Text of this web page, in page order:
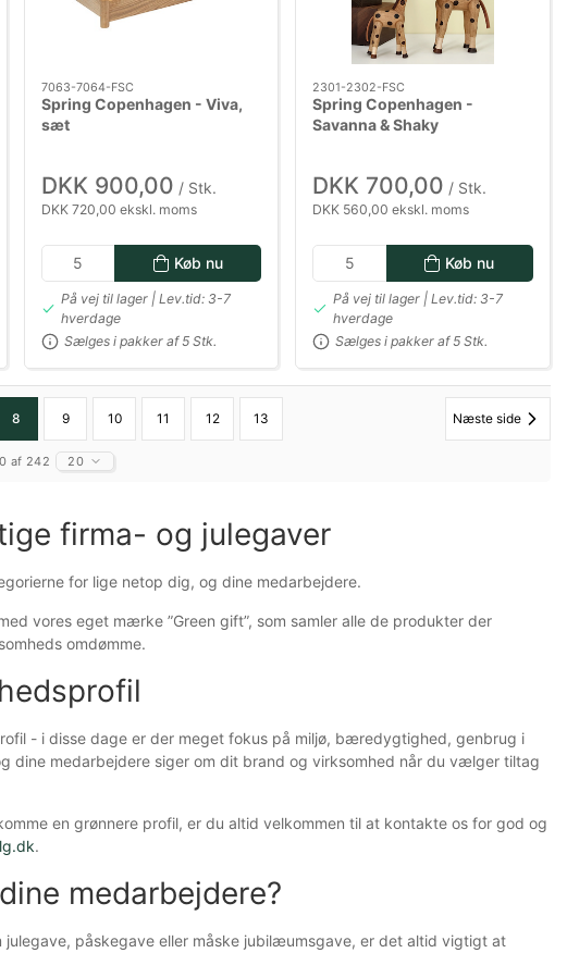
7063-7064-FSC
Spring Copenhagen - Viva,
sæt
DKK 900,00 / Stk.
DKK 720,00 ekskl. moms
Køb nu
På vej til lager | Lev.tid: 3-7
hverdage
Sælges i pakker af 5 Stk.
2301-2302-FSC
Spring Copenhagen -
Savanna & Shaky
DKK 700,00 / Stk.
DKK 560,00 ekskl. moms
Køb nu
På vej til lager | Lev.tid: 3-7
hverdage
Sælges i pakker af 5 Stk.
8 9 10 11 12 13 Næste side
af 242 20
firma- og julegaver
for lige netop dig, og dine medarbejdere.
vores eget mærke ”Green gift”, som samler alle de produkter der
omdømme.
- i disse dage er der meget fokus på miljø, bæredygtighed, genbrug i
medarbejdere siger om dit brand og virksomhed når du vælger tiltag
en grønnere profil, er du altid velkommen til at kontakte os for god og
.
medarbejdere?
påskegave eller måske jubilæumsgave, er det altid vigtigt at